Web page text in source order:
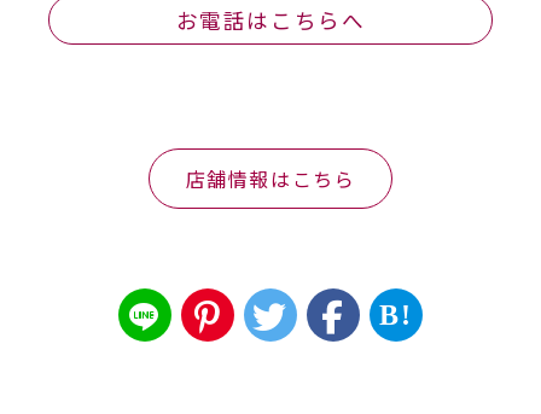
お電話はこちらへ
店舗情報はこちら
B!